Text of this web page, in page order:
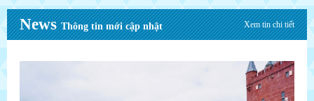
NewsThông tin mới cập nhật Xem tin chi tiết